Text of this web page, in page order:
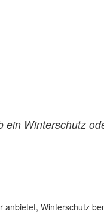
Winterschutz
Winterschutz